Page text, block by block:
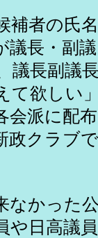
者の氏
議長・副議
議長副議
て欲しい
会派に配
クラブ
かった
や日高議